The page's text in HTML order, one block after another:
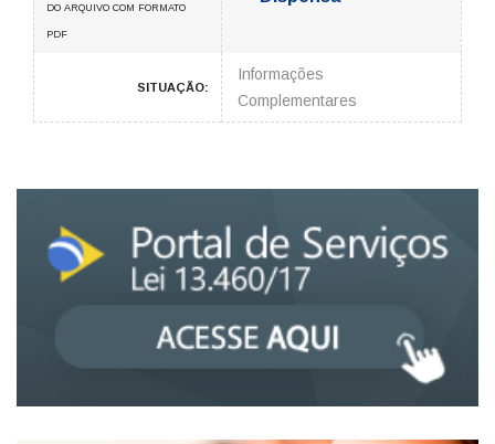
DO ARQUIVO COM FORMATO
PDF
SITUAÇÃO:
Informações
Complementares